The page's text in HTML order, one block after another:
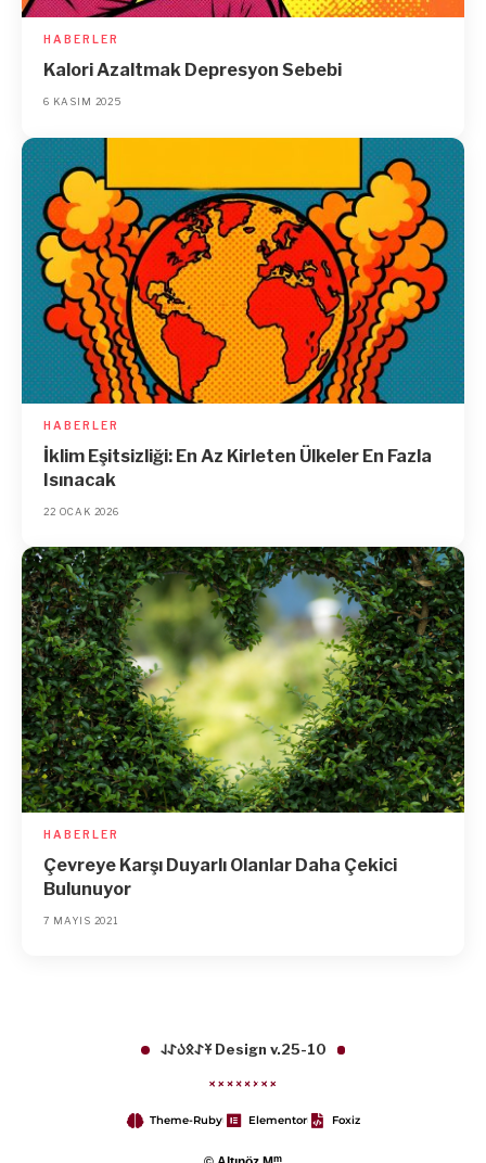
HABERLER
Kalori Azaltmak Depresyon Sebebi
6 KASIM 2025
HABERLER
İklim Eşitsizliği: En Az Kirleten Ülkeler En Fazla
Isınacak
22 OCAK 2026
HABERLER
Çevreye Karşı Duyarlı Olanlar Daha Çekici
Bulunuyor
7 MAYIS 2021
𐱁𐰀𐰋𐰉𐰀𐰞 Design v.25-10
Theme-Ruby Elementor Foxiz
m